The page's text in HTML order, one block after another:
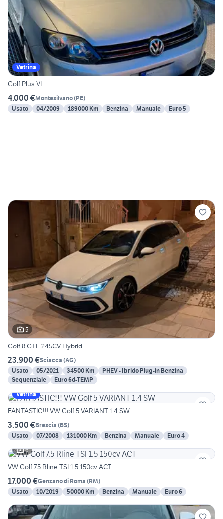
Vetrina
Golf Plus VI
4.000 €Montesilvano(PE)
Usato
04/2009 189000 Km Benzina Manuale Euro 5
5
Golf 8 GTE 245CV Hybrid
23.900 €Sciacca (AG)
Usato
05/2021 34500 Km
PHEV - Ibrido Plug-in Benzina
Sequenziale
Euro 6d-TEMP
Vetrina
FANTASTIC!!! VW Golf 5 VARIANT 1.4 SW
3.500 €Brescia (BS)
Usato
07/2008 131000 Km Benzina Manuale
Euro 4
6
VW Golf 7.5 Rline TSI 1.5 150cv ACT
17.000 €Genzano di Roma (RM)
Usato
10/2019 50000 Km Benzina Manuale Euro 6